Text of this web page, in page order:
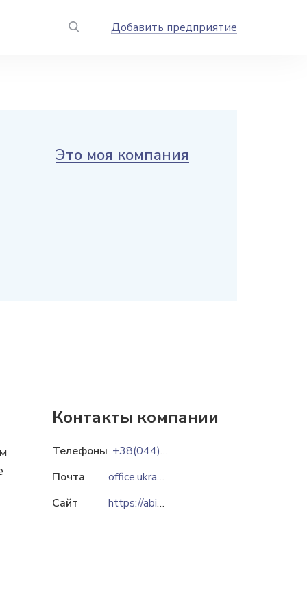
Добавить предприятие
Это моя компания
Контакты компании
Телефоны
+38(044)201-40-00
Почта
office.ukraine@ab-inbev.com
Сайт
https://abinbevefes.com.ua